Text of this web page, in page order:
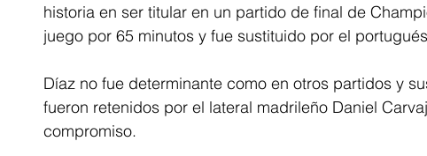
historia en ser titular en un partido de final de
juego por 65 minutos y fue sustituido por el
Díaz no fue determinante como en otros partidos y
fueron retenidos por el lateral madrileño Daniel
compromiso.